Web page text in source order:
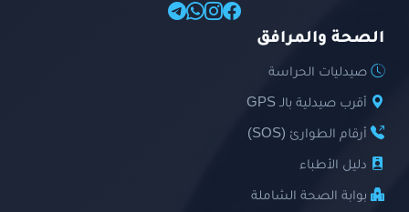
الصحة والمرافق
صيدليات الحراسة
أقرب صيدلية بالـ GPS
أرقام الطوارئ (SOS)
دليل الأطباء
بوابة الصحة الشاملة